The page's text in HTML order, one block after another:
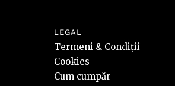
LEGAL
Termeni & Condiții
Cookies
Cum cumpăr